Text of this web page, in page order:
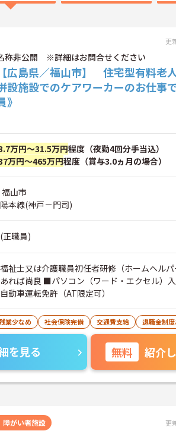
更
称非公開 ※詳細はお問合せください
【広島県／福山市】 住宅型有料老
設施設でのケアワーカーのお仕事
》
万円～31.5万円程度（夜勤4回分手当込）
万円～465万円程度（賞与3.0ヵ月の場合）
山市
本線(神戸－門司)
正職員)
祉士又は介護職員初任者研修（ホームヘル
れば尚良 ■パソコン（ワード・エクセル）
動車運転免許（AT限定可）
業少なめ 社会保険完備 交通費支給 退職金制度
を見る 無料 紹介
障がい者施設 更